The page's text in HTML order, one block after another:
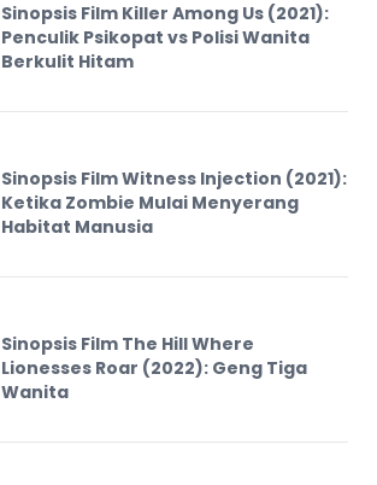
Sinopsis Film Killer Among Us (2021):
Penculik Psikopat vs Polisi Wanita
Berkulit Hitam
Sinopsis Film Witness Injection (2021):
Ketika Zombie Mulai Menyerang
Habitat Manusia
Sinopsis Film The Hill Where
Lionesses Roar (2022): Geng Tiga
Wanita